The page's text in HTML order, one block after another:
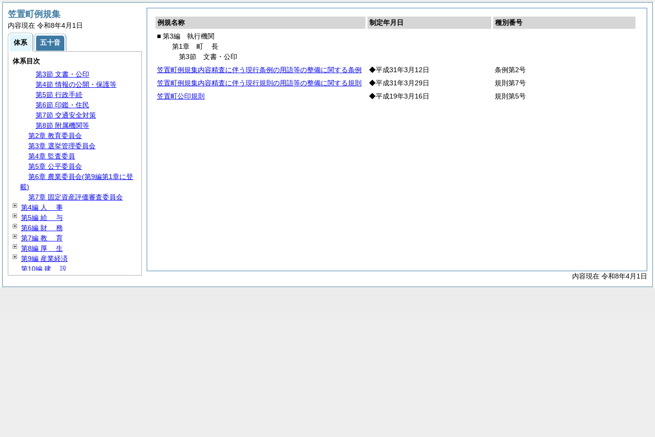
例規名称 制定年月日
種別番号
■ 第3編 執行機関
第1章 町長
第3節 文書・公印
笠置町例規集内容精査に伴う現行条例の用語等の整備に関する条例
◆平成31年3月12日
条例第2号
笠置町例規集内容精査に伴う現行規則の用語等の整備に関する規則
◆平成31年3月29日
規則第7号
笠置町公印規則
◆平成19年3月16日 規則第5号
内容現在 令和8年4月1日
笠置町例規集
内容現在 令和8年4月1日
体系 五十音
体系目次
第1編総規
第2編議会
第3編 執行機関
第1章町
第1節 事務分掌
第2節 代理・代決等
第3節 文書・公印
第4節 情報の公開・保護等
第5節 行政手続
第6節 印鑑・住民
第7節 交通安全対策
第8節 附属機関等
第2章 教育委員会
第3章 選挙管理委員会
第4章 監査委員
第5章 公平委員会
第6章 農業委員会(第9編第1章に登
載)
第7章 固定資産評価審査委員会
第4編 人 事
第5編 給 与
第6編 財 務
第7編 教 育
第8編 厚 生
第9編 産業経済
第10編 建 設
第12編消防